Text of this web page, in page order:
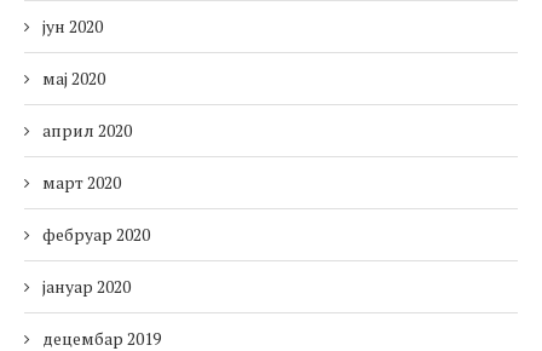
јун 2020
мај 2020
април 2020
март 2020
фебруар 2020
јануар 2020
децембар 2019